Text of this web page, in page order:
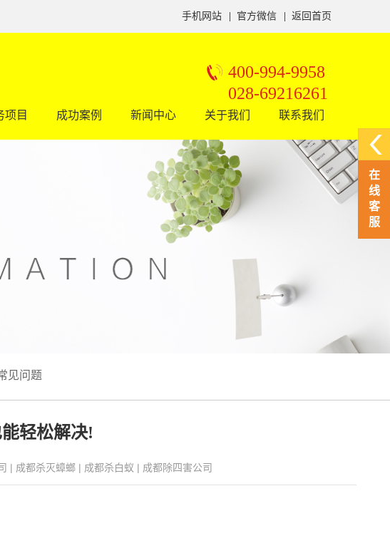
手机网站 官方微信 返回首页
400-994-9958
028-69216261
项目 成功案例 新闻中心 关于我们 联系我们
见问题
轻松解决!
| 成都杀灭蟑螂 | 成都杀白蚁 | 成都除四害公司
在
线
客
服